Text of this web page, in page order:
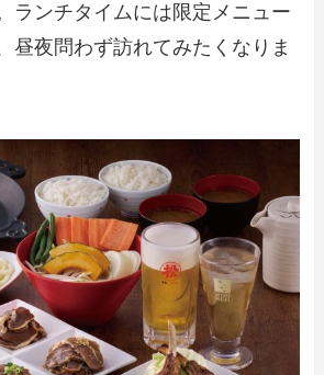
ランチタイムには限定メニュー
昼夜問わず訪れてみたくなりま